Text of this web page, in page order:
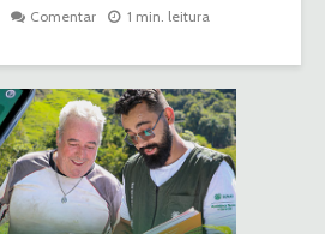
Comentar 1 min. leitura